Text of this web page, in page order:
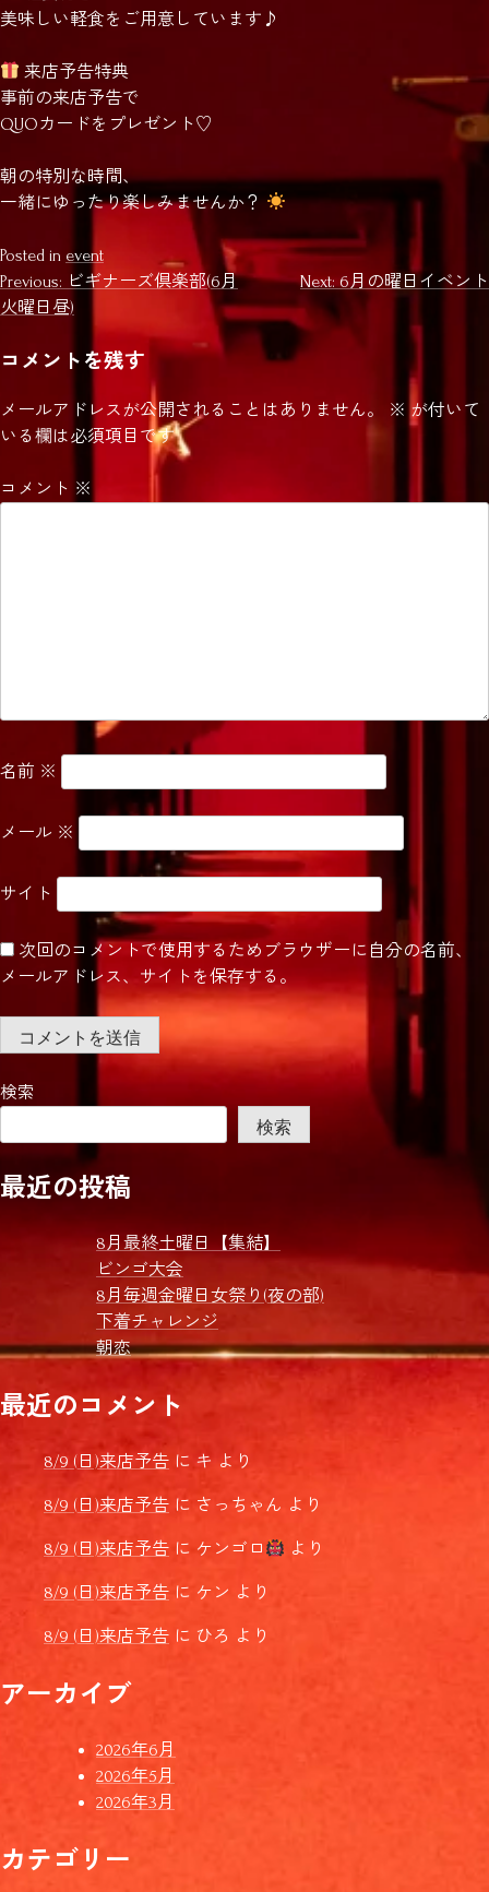
美味しい軽食をご用意しています♪
来店予告特典
事前の来店予告で
QUOカードをプレゼント♡
朝の特別な時間、
一緒にゆったり楽しみませんか？
Posted in event
投
稿
ナ
ビ
ゲ
ー
Previous: ビギナーズ倶楽部(6月
火曜日昼)
Next: 6月の曜日イベント
コメントを残す
メールアドレスが公開されることはありません。 ※ が付いて
いる欄は必須項目です
コメント ※
名前 ※
メール ※
サイト
次回のコメントで使用するためブラウザーに自分の名前、
メールアドレス、サイトを保存する。
検索
検索
最近の投稿
8月最終土曜日【集結】
ビンゴ大会
8月毎週金曜日女祭り(夜の部)
下着チャレンジ
朝恋
最近のコメント
8/9 (日)来店予告 に キ より
8/9 (日)来店予告 に さっちゃん より
8/9 (日)来店予告 に ケンゴロ より
8/9 (日)来店予告 に ケン より
8/9 (日)来店予告 に ひろ より
アーカイブ
2026年6月
2026年5月
2026年3月
カテゴリー